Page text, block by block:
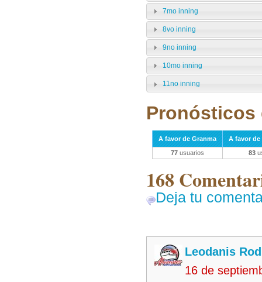
7mo inning
8vo inning
9no inning
10mo inning
11no inning
Pronósticos
A favor de Granma
A favor de
77 usuarios 83
168
Deja tu
Leodanis
16 de